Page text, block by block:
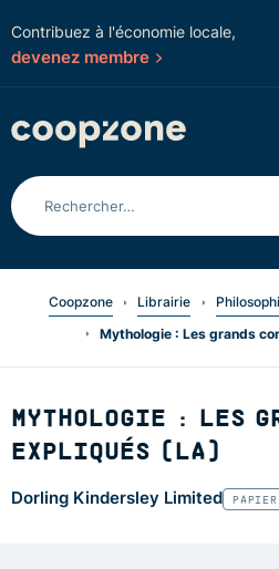
Contribuez à l'économie locale,
devenez membre
Coopzone Librairie
Mythologie : Les grands
MYTHOLOGIE : LES
EXPLIQUÉS (LA)
Dorling Kindersley Limited PAPIER